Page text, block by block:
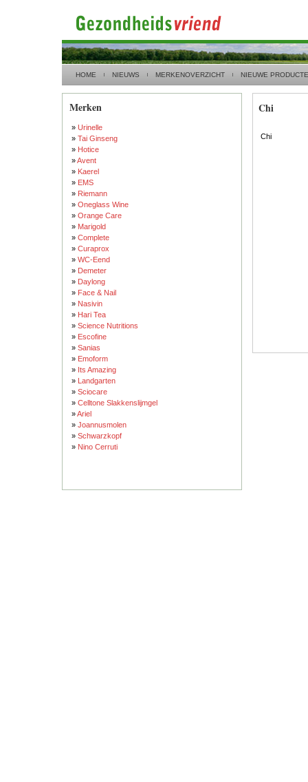
HOME NIEUWS MERKENOVERZICHT NIEUWE
Merken
» Urinelle
» Tai Ginseng
» Hotice
»Avent
» Kaerel
» EMS
» Riemann
» Oneglass Wine
» Orange Care
» Marigold
» Complete
» Curaprox
» WC-Eend
» Demeter
» Daylong
» Face & Nail
» Nasivin
» Hari Tea
» Science Nutritions
» Escofine
» Sanias
» Emoform
» Its Amazing
» Landgarten
» Sciocare
» Celltone Slakkenslijmgel
»Ariel
» Joannusmolen
» Schwarzkopf
» Nino Cerruti
Chi
Chi